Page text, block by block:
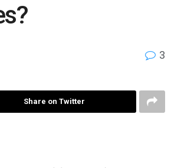
3
Share on Twitter